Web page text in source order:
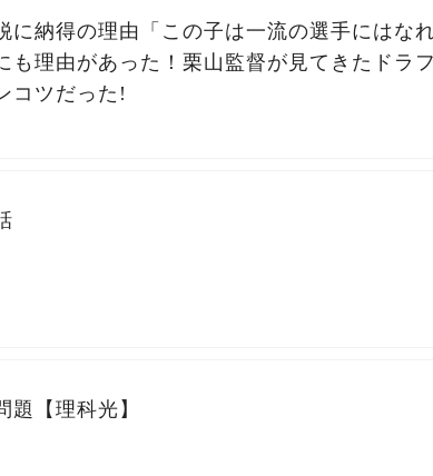
に納得の理由「この子は一流の選手にはな
も理由があった！栗山監督が見てきたドラ
コツだった!
題【理科光】